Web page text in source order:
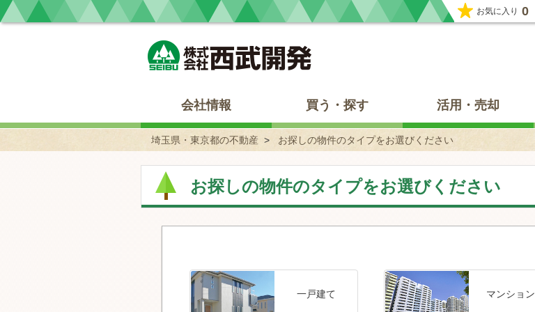
お気に入り 0
会社情報 買う・探す 活用・売却
埼玉県・東京都の不動産 お探しの物件のタイプをお選びください
お探しの物件のタイプをお選びください
一戸建て マンション